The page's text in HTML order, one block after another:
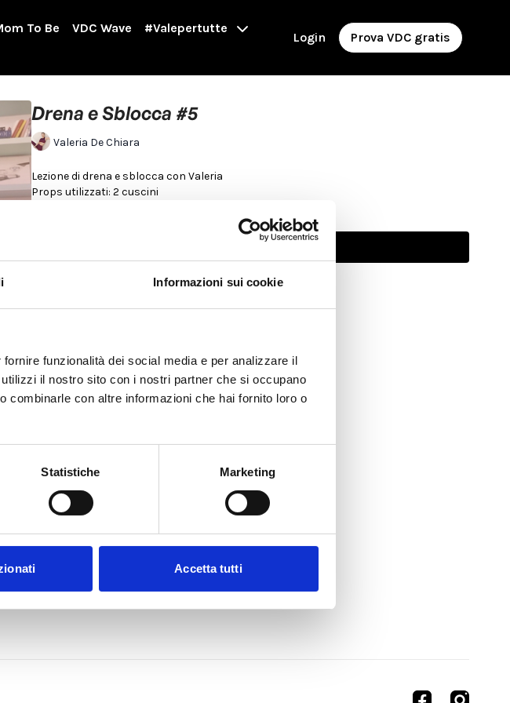
Informazioni sui cookie
funzionalità dei social media e per analizzare il
il nostro sito con i nostri partner che si occupano
combinarle con altre informazioni che hai fornito loro o
Statistiche Marketing
Accetta tutti
To Be VDC Wave
#Valepertutte
Login Prova VDC gratis
Drena e Sblocca #5
Valeria De Chiara
Lezione di drena e sblocca con Valeria
Props utilizzati: 2 cuscini
Abbonati per guardare